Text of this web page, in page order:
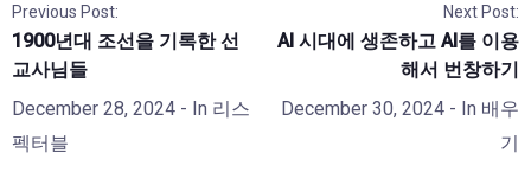
Previous Post:
1900년대 조선을 기록한 선
교사님들
December 28, 2024 - In 리스
펙터블
Next Post:
AI 시대에 생존하고 AI를 이용
해서 번창하기
December 30, 2024 - In 배우
기